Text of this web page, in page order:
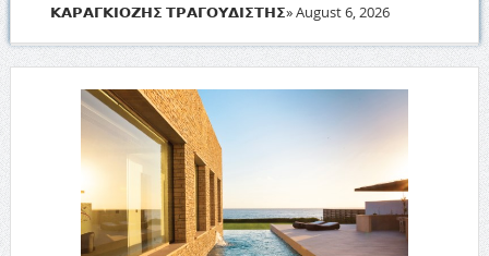
𝝟𝝖𝝦𝝖𝝘𝝟𝝞𝝤𝝛𝝜𝝨 𝝩𝝦𝝖𝝘𝝤𝝪𝝙𝝞𝝨𝝩𝝜𝝨»August 6, 2026